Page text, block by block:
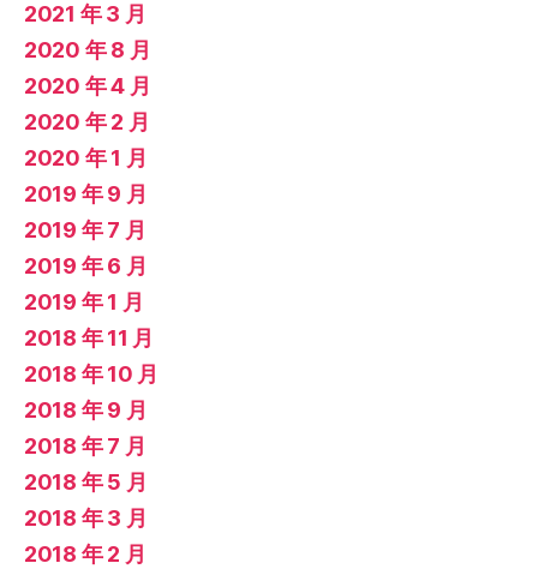
2021 年 3 月
2020 年 8 月
2020 年 4 月
2020 年 2 月
2020 年 1 月
2019 年 9 月
2019 年 7 月
2019 年 6 月
2019 年 1 月
2018 年 11 月
2018 年 10 月
2018 年 9 月
2018 年 7 月
2018 年 5 月
2018 年 3 月
2018 年 2 月